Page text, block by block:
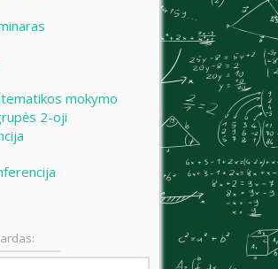
mokymo
2-oji